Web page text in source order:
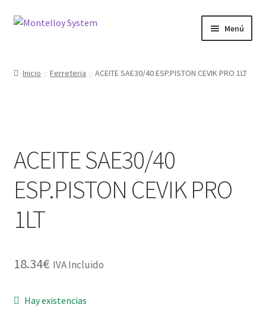
Ir
Ir
Menú
Maquinaria
Protección Laboral
Contacto
Inicio Ferreteria ACEITE SAE30/40 ESP.PISTON CEVIK PRO 1LT
ACEITE SAE30/40
ESP.PISTON CEVIK PRO
1LT
18.34€ IVA Incluido
Hay existencias